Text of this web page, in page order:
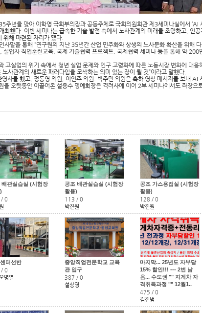
주년을 맞아 이학영 국회부의장과 공동주체로 국회의원회관 제3세미나실에서 ‘AI
최했다. 이번 세미나는 급속한 기술 발전 속에서 노사관계의 미래를 조망하고, 인
위해 마련된 자리가 됐다.
사말을 통해 “연구원의 지난 35년간 산업 민주화와 상생의 노사문화 확산을 위해
실업자 직업훈련교육, 국제 기술협력 프로젝트. 국제협력 세미나 등을 통해 약 200
고실업의 위기 속에서 청년 실업 문제와 인구 고령화에 따른 노동시장 변화에 대응
사관계의 새로운 패러다임을 모색하는 의미 있는 장이 될 것”이라고 말했다.
사를 했고, 정동영 의원, 이언주 의원. 박주민 의원은 축하 영상 메시지를 보내 AI
을 오랫동안 이끌어온 설용수 명예회장은 격려사에 이어 2부 세미나에서도 좌장으
배관실습실 (시험장
/ 0
공조 배관실습실 (시험장
활용)
113 / 0
박진원
공조 가스용접실 (시험장
활용)
128 / 0
박진원
터선반
/ 0
명열
중앙직업전문학교 교육
관 입구
387 / 0
설상영
마지막... 25년도 자부담
15% 할인!!! --- 2번 남
음... 수도권 "" 지게차 자
격취득과정 "" 12월1..
475 / 0
김진범